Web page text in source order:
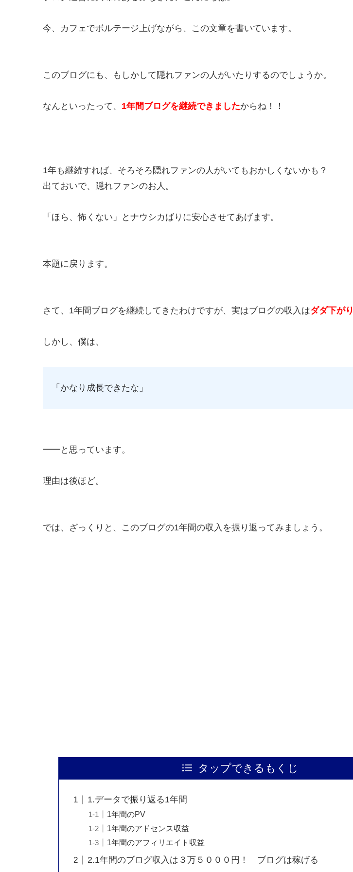
今、カフェでボルテージ上げながら、この文章を書いています。
このブログにも、もしかして隠れファンの人がいたりするのでしょうか。
なんといったって、 1年間ブログを継続できましたからね！！
1年も継続すれば、そろそろ隠れファンの人がいてもおかしくないかも？
出ておいで、隠れファンのお人。
「ほら、怖くない」とナウシカばりに安心させてあげます。
本題に戻ります。
さて、1年間ブログを継続してきたわけですが、実はブログの収入はダダ下がり
しかし、僕は、
「かなり成長できたな」
━━と思っています。
理由は後ほど。
では、ざっくりと、このブログの1年間の収入を振り返ってみましょう。
タップできるもくじ
1.データで振り返る1年間
1年間のPV
1年間のアドセンス収益
1年間のアフィリエイト収益
2.1年間のブログ収入は３万５０００円！ ブログは稼げる